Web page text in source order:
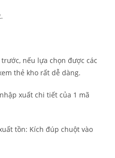
nếu lựa chọn được các
thẻ kho rất dễ dàng.
xuất chi tiết của 1 mã
tồn: Kích đúp chuột vào